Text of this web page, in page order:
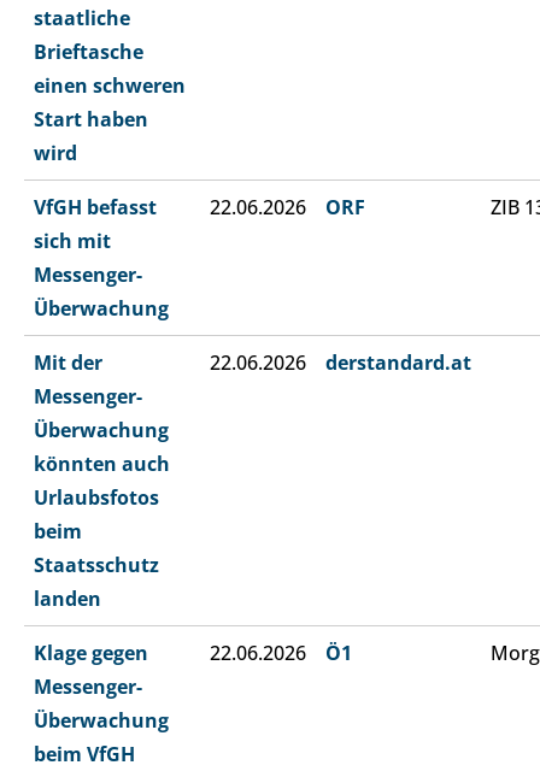
staatliche
Brieftasche
einen schweren
Start haben
wird
VfGH befasst
sich mit
Messenger-
Überwachung
22.06.2026 ORF ZIB
Mit der
Messenger-
Überwachung
könnten auch
Urlaubsfotos
beim
Staatsschutz
landen
22.06.2026 derstandard.at
Klage gegen
Messenger-
Überwachung
beim VfGH
22.06.2026 Ö1